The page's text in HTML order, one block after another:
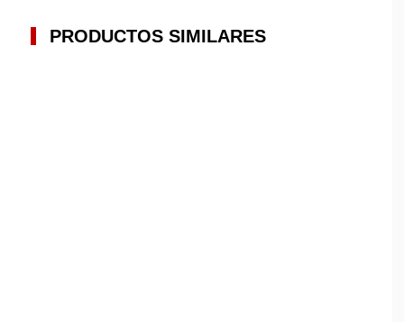
PRODUCTOS SIMILARES